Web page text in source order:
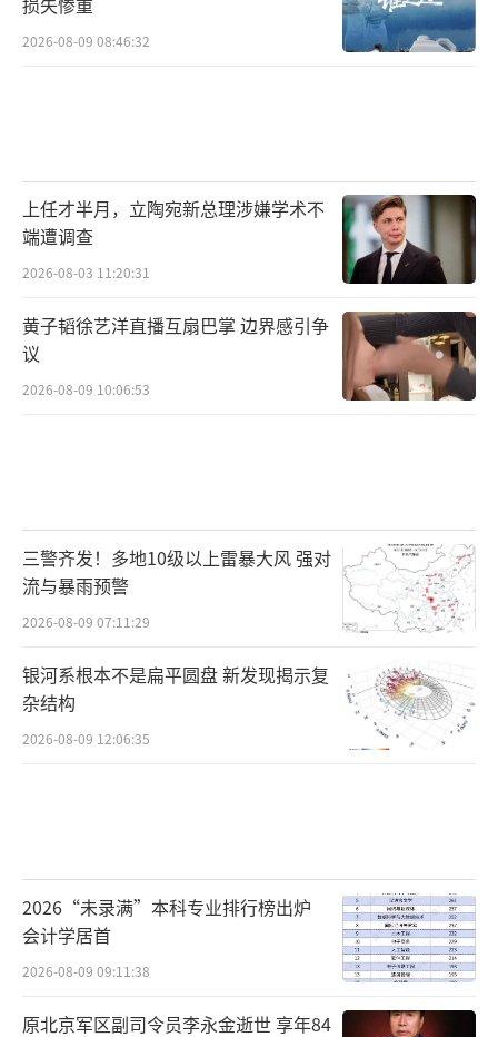
2026-08-09 08:46:32
上任才半月，立陶宛新总理涉嫌学术不
端遭调查
2026-08-03 11:20:31
黄子韬徐艺洋直播互扇巴掌 边界感引争
议
2026-08-09 10:06:53
三警齐发！多地10级以上雷暴大风 强对
流与暴雨预警
2026-08-09 07:11:29
银河系根本不是扁平圆盘 新发现揭示复
杂结构
2026-08-09 12:06:35
2026“未录满”本科专业排行榜出炉
会计学居首
2026-08-09 09:11:38
原北京军区副司令员李永金逝世 享年84